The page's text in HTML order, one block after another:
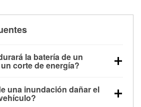
la batería de un
corte de energía?
accesorios durante un tiempo
repetido sin conducir el vehículo
una inundación dañar el